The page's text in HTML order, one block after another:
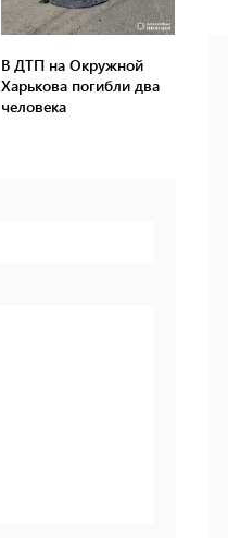
В ДТП на Окружной
Харькова погибли два
человека